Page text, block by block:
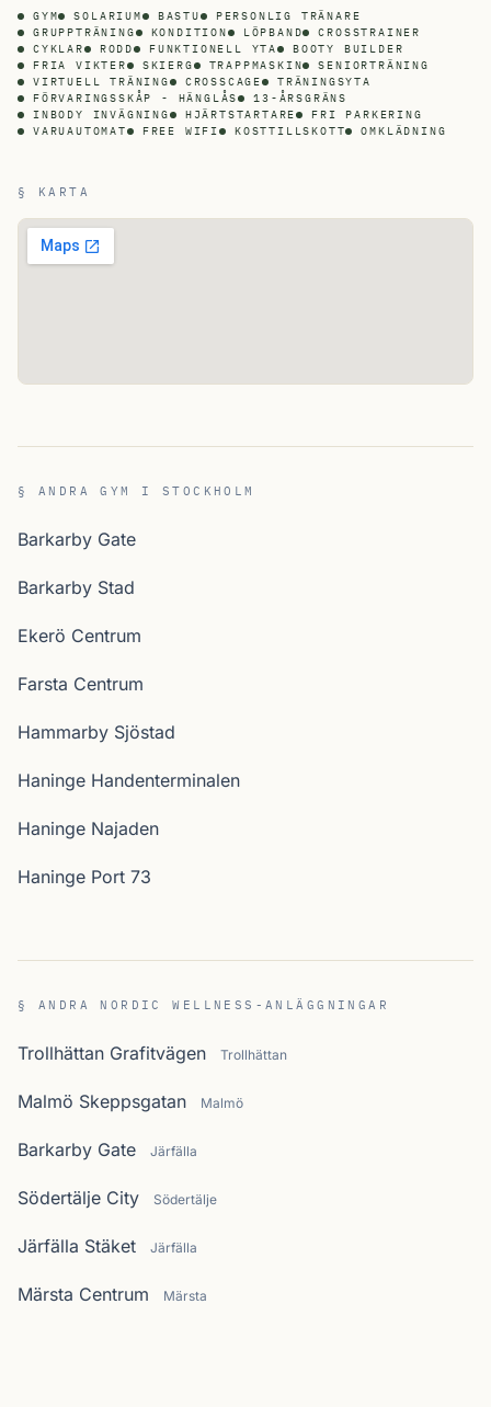
GYM SOLARIUM BASTU
PERSONLIG TRÄNARE
GRUPPTRÄNING
KONDITION LÖPBAND
CROSSTRAINER
CYKLAR
RODD FUNKTIONELL YTA
BOOTY BUILDER
FRIA VIKTER
SKIERG TRAPPMASKIN
SENIORTRÄNING
VIRTUELL TRÄNING
CROSSCAGE
TRÄNINGSYTA
FÖRVARINGSSKÅP - HÄNGLÅS
13-ÅRSGRÄNS
INBODY INVÄGNING
HJÄRTSTARTARE
FRI PARKERING
VARUAUTOMAT
FREE WIFI KOSTTILLSKOTT OMKLÄDNING
§ KARTA
§ ANDRA GYM I STOCKHOLM
Barkarby Gate
Barkarby Stad
Ekerö Centrum
Farsta Centrum
Hammarby Sjöstad
Haninge Handenterminalen
Haninge Najaden
Haninge Port 73
§ ANDRA NORDIC WELLNESS-ANLÄGGNINGAR
Trollhättan Grafitvägen Trollhättan
Malmö Skeppsgatan Malmö
Barkarby Gate Järfälla
Södertälje City Södertälje
Järfälla Stäket Järfälla
Märsta Centrum Märsta